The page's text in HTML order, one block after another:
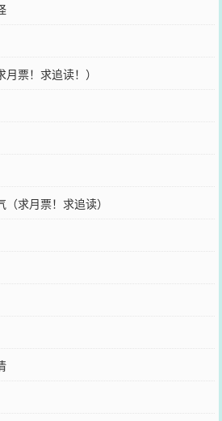
票！求追读！）
求月票！求追读）